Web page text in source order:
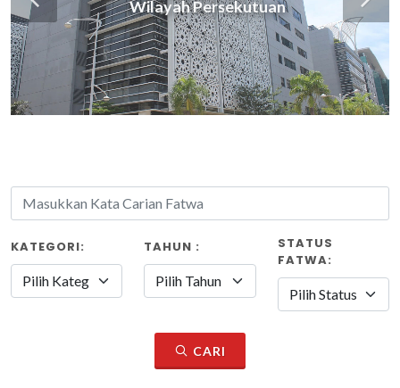
Wilayah Persekutuan
KATEGORI: TAHUN :
STATUS
FATWA:
CARI